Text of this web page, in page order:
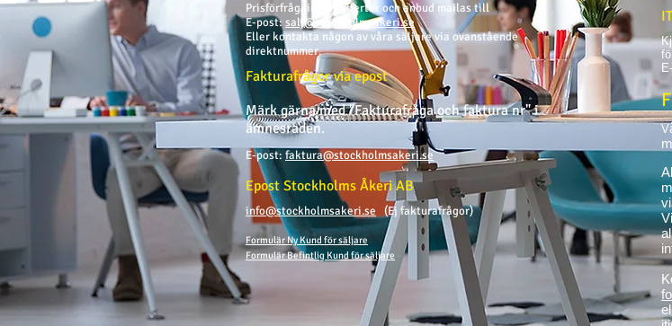
Prisförfrågningar, offerter och anbud mailas till
E-post:salj@stockholmsakeri.se
Eller kontakta någon av våra säljare via ovanstående
direktnummer.
Fakturafrågor via epost
Märk gärna med "Fakturafråga och faktura nr" i
ämnesraden.
E-post: faktura@stockholmsakeri.se
Epost Stockholms Åkeri AB
info@stockholmsakeri.se (Ej fakturafrågor)
Formulär Ny Kund för säljare
Formulär Befintlig Kund för säljare
V